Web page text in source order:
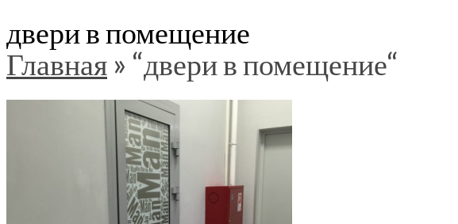
двери в помещение
Главная » “двери в помещение“